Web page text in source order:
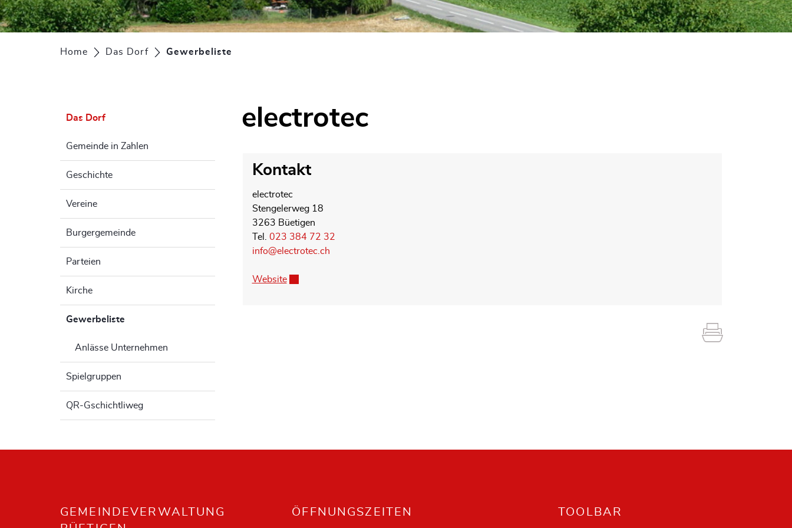
Home Das Dorf Gewerbeliste
Das Dorf
Gemeinde in Zahlen
Geschichte
Vereine
Burgergemeinde
Parteien
Kirche
Gewerbeliste
Anlässe Unternehmen
Spielgruppen
QR-Gschichtliweg
electrotec
Kontakt
electrotec
Stengelerweg 18
3263 Büetigen
Tel. 023 384 72 32
info@electrotec.ch
WebsiteExterner Link wird in einem neuen Fenster geöffnet.
Fusszeile
GEMEINDEVERWALTUNG
ÖFFNUNGSZEITEN TOOLBAR